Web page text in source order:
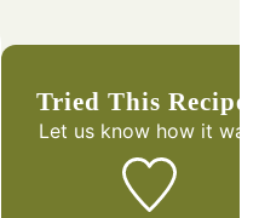
Tried This
Let us knowhow it was!